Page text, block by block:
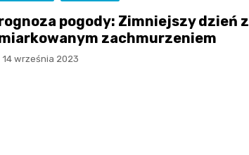
pogody: Zimniejszy dzień z
zachmurzeniem
14 września 2023